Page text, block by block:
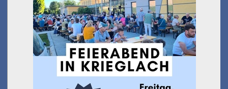
Feierabend in Krieglach
am 31.07.2026